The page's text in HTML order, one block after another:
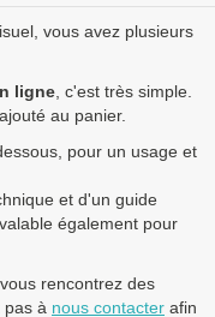
vous avez plusieurs
ligne , c'est très simple.
au panier.
pour un usage et
et d'un guide
également pour
rencontrez des
pas à nous contacter afin